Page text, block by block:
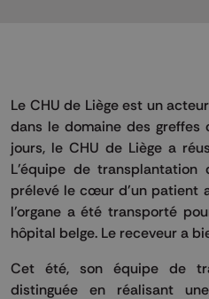
Le CHU de Liège est un
dans le domaine des greffes
jours, le CHU de Liège a
L'équipe de
prélevé le cœur d'un patient
l'organe a été transporté
hôpital belge. Le receveur a
Cet été, son équipe de
distinguée en réalisant